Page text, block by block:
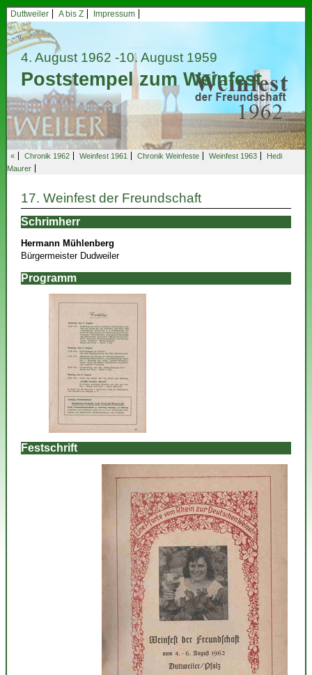
Duttweiler A bis Z Impressum
4. August 1962 -10. August 1959
Poststempel zum Weinfest
« Chronik 1962 Weinfest 1961 Chronik Weinfeste Weinfest 1963
Hedi
Maurer
17. Weinfest der Freundschaft
Schrimherr
Hermann Mühlenberg
Bürgermeister Dudweiler
Programm
Festschrift